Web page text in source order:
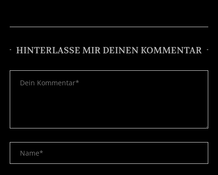
HINTERLASSE MIR DEINEN KOMMENTAR